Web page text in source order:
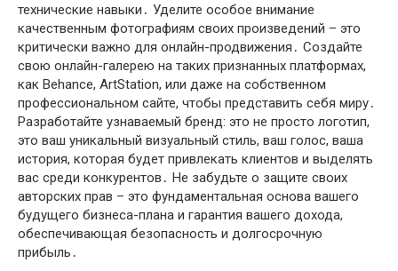
технические навыки․ Уделите особое внимание
качественным фотографиям своих произведений – это
критически важно для онлайн-продвижения․ Создайте
свою онлайн-галерею на таких признанных платформах,
как Behance, ArtStation, или даже на собственном
профессиональном сайте, чтобы представить себя миру․
Разработайте узнаваемый бренд: это не просто логотип,
это ваш уникальный визуальный стиль, ваш голос, ваша
история, которая будет привлекать клиентов и выделять
вас среди конкурентов․ Не забудьте о защите своих
авторских прав – это фундаментальная основа вашего
будущего бизнеса-плана и гарантия вашего дохода,
обеспечивающая безопасность и долгосрочную
прибыль․